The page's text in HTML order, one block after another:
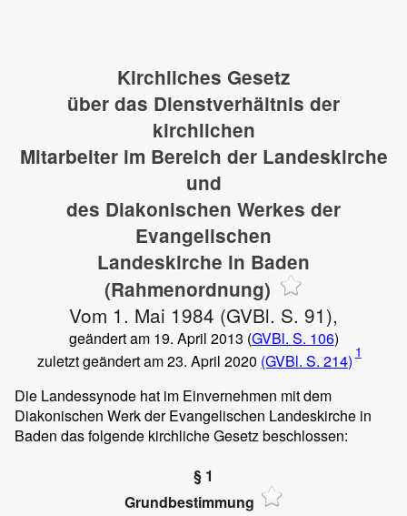
Kirchliches Gesetz
über das Dienstverhältnis der
kirchlichen
Mitarbeiter im Bereich der Landeskirche
und
des Diakonischen Werkes der
Evangelischen
Landeskirche in Baden
(Rahmenordnung)
Vom 1. Mai 1984 (GVBl. S. 91),
geändert am 19. April 2013 (GVBl. S. 106)
zuletzt geändert am 23. April 2020 (GVBl. S. 214) 1
Die Landessynode hat im Einvernehmen mit dem
Diakonischen Werk der Evangelischen Landeskirche in
Baden das folgende kirchliche Gesetz beschlossen:
§ 1
Grundbestimmung